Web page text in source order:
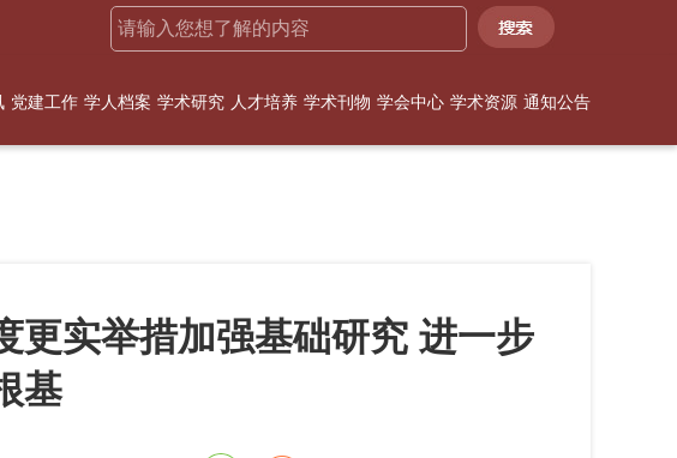
党建工作 学人档案 学术研究 人才培养 学术刊物 学会中心 学术资源 通知公告
更实举措加强基础研究 进一步
基